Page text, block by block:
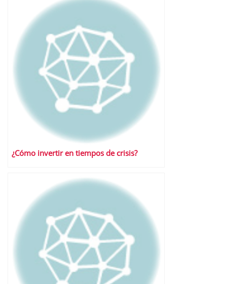
¿Cómo invertir en tiempos de crisis?